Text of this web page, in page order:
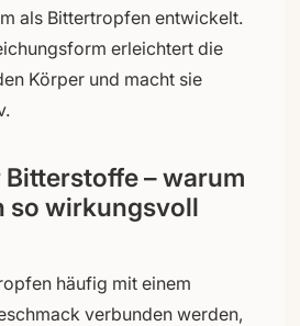
als Bittertropfen entwickelt.
erleichtert die
Körper und macht sie
Bitterstoffe – warum
so wirkungsvoll
häufig mit einem
verbunden werden,